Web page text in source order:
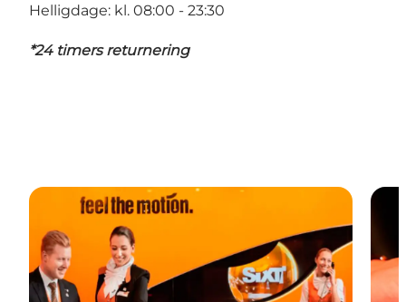
Helligdage: kl. 08:00 - 23:30
*24 timers returnering